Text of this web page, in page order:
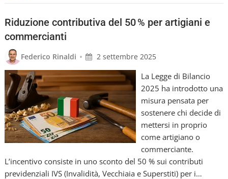
Riduzione contributiva del 50 % per artigiani e
commercianti
Federico Rinaldi • 2 settembre 2025
La Legge di Bilancio
2025 ha introdotto una
misura pensata per
sostenere chi decide di
mettersi in proprio
come artigiano o
commerciante.
L’incentivo consiste in uno sconto del 50 % sui contributi
previdenziali IVS (Invalidità, Vecchiaia e Superstiti) per i…